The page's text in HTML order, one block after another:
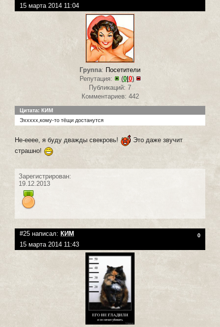
15 марта 2014 11:04
Группа: Посетители
Репутация:
(0| 0)
Публикаций: 7
Комментариев: 442
Цитата: КИМ
Эххххх,кому-то тёщи достанутся
Не-ееее, я буду дважды свекровь!
Это даже звучит
страшно!
Зарегистрирован:
19.12.2013
#25 написал: КИМ 0
15 марта 2014 11:43